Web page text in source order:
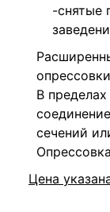
-снятые
В
сечений
Цена